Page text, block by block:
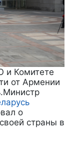
и Комитете
от Армении
о
страны в